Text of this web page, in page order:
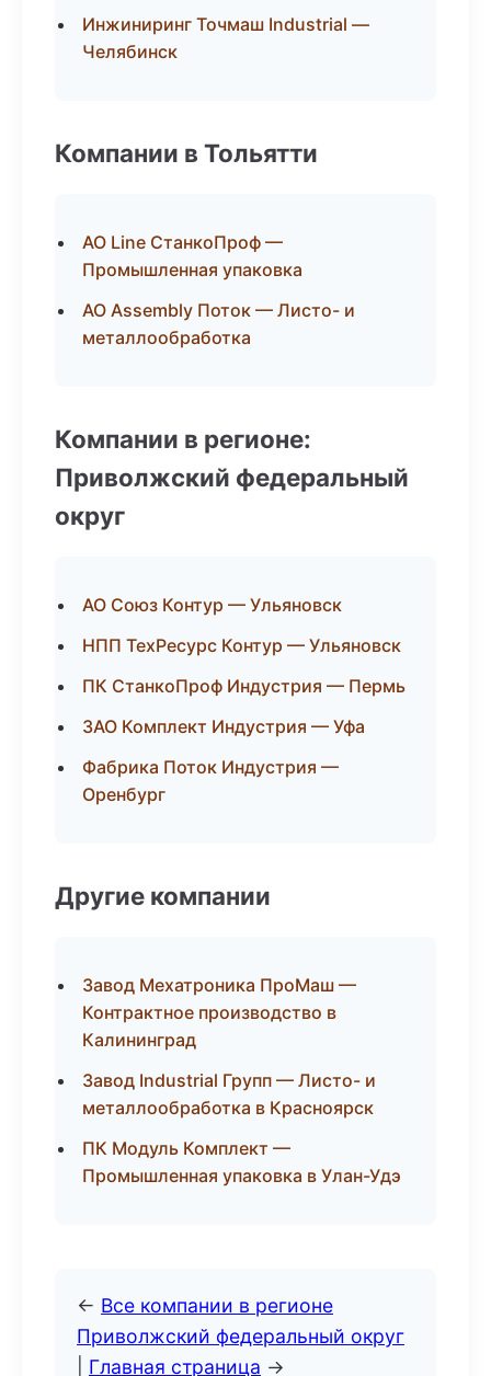
Инжиниринг Точмаш Industrial —
Челябинск
Компании в Тольятти
АО Line СтанкоПроф —
Промышленная упаковка
АО Assembly Поток — Листо- и
металлообработка
Компании в регионе:
Приволжский федеральный
округ
АО Союз Контур — Ульяновск
НПП ТехРесурс Контур — Ульяновск
ПК СтанкоПроф Индустрия — Пермь
ЗАО Комплект Индустрия — Уфа
Фабрика Поток Индустрия —
Оренбург
Другие компании
Завод Мехатроника ПроМаш —
Контрактное производство в
Калининград
Завод Industrial Групп — Листо- и
металлообработка в Красноярск
ПК Модуль Комплект —
Промышленная упаковка в Улан-Удэ
← Все компании в регионе
Приволжский федеральный округ
Главная страница →